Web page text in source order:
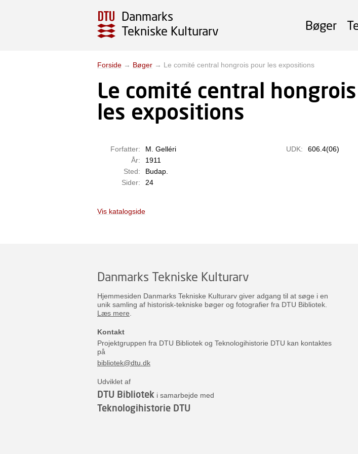
Danmarks
Tekniske Kulturarv
Bøger
Forside → Bøger → Le comité central hongrois pour les expositions
Le comité central
les expositions
Forfatter:
M. Gelléri
År:
1911
Sted:
Budap.
Sider:
24
UDK: 606.4(06)
Vis katalogside
Danmarks Tekniske Kulturarv
Hjemmesiden Danmarks Tekniske Kulturarv giver adgang til at søge i en
unik samling af historisk-tekniske bøger og fotografier fra DTU Bibliotek.
Læs mere
Kontakt
Projektgruppen fra DTU Bibliotek og Teknologihistorie DTU kan kontaktes
på
bibliotek@dtu.dk
Udviklet af
DTU Bibliotek i samarbejde med
Teknologihistorie DTU